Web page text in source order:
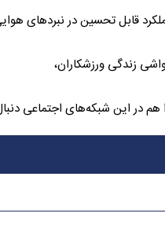
قابل تحسین در نبردهای
زندگی ورزشکاران،
هم در این شبکه‌های اجتماعی